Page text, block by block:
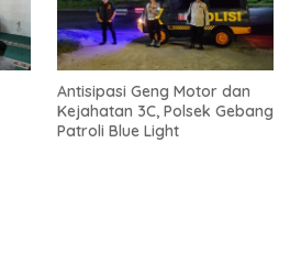
Antisipasi Geng Motor dan
Kejahatan 3C, Polsek Gebang
Patroli Blue Light